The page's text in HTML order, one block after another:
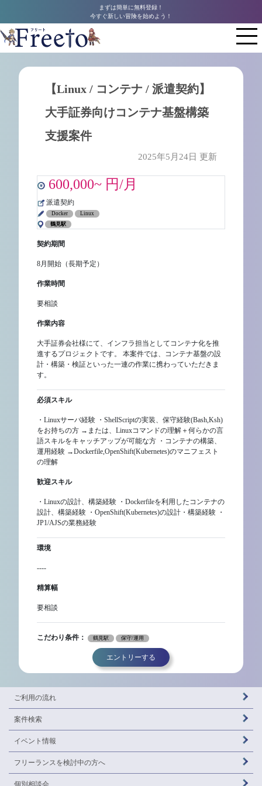
まずは簡単に無料登録！
今すぐ新しい冒険を始めよう！
【Linux / コンテナ / 派遣契約】
大手証券向けコンテナ基盤構築
支援案件
2025年5月24日 更新
600,000~ 円/月
派遣契約
Docker
Linux
鶴見駅
契約期間
8月開始（長期予定）
作業時間
要相談
作業内容
大手証券会社様にて、インフラ担当としてコンテナ化を推
進するプロジェクトです。 本案件では、コンテナ基盤の設
計・構築・検証といった一連の作業に携わっていただきま
す。
必須スキル
・Linuxサーバ経験 ・ShellScriptの実装、保守経験(Bash,Ksh)
をお持ちの方 →または、Linuxコマンドの理解＋何らかの言
語スキルをキャッチアップが可能な方 ・コンテナの構築、
運用経験 →Dockerfile,OpenShift(Kubernetes)のマニフェスト
の理解
歓迎スキル
・Linuxの設計、構築経験 ・Dockerfileを利用したコンテナの
設計、構築経験 ・OpenShift(Kubernetes)の設計・構築経験 ・
JP1/AJSの業務経験
環境
----
精算幅
要相談
こだわり条件： 鶴見駅 保守/運用
エントリーする
ご利用の流れ
案件検索
イベント情報
フリーランスを検討中の方へ
個別相談会